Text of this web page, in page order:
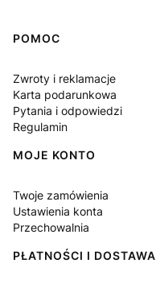
Linki w stopce
POMOC
Zwroty i reklamacje
Karta podarunkowa
Pytania i odpowiedzi
Regulamin
MOJE KONTO
Twoje zamówienia
Ustawienia konta
Przechowalnia
PŁATNOŚCI I DOSTAWA